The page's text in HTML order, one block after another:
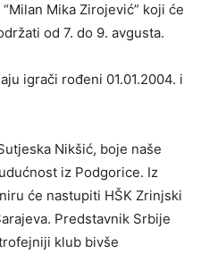
Mika Zirojević” koji će
od 7. do 9. avgusta.
igrači rođeni 01.01.2004. i
Nikšić, boje naše
iz Podgorice. Iz
će nastupiti HŠK Zrinjski
Predstavnik Srbije
klub bivše